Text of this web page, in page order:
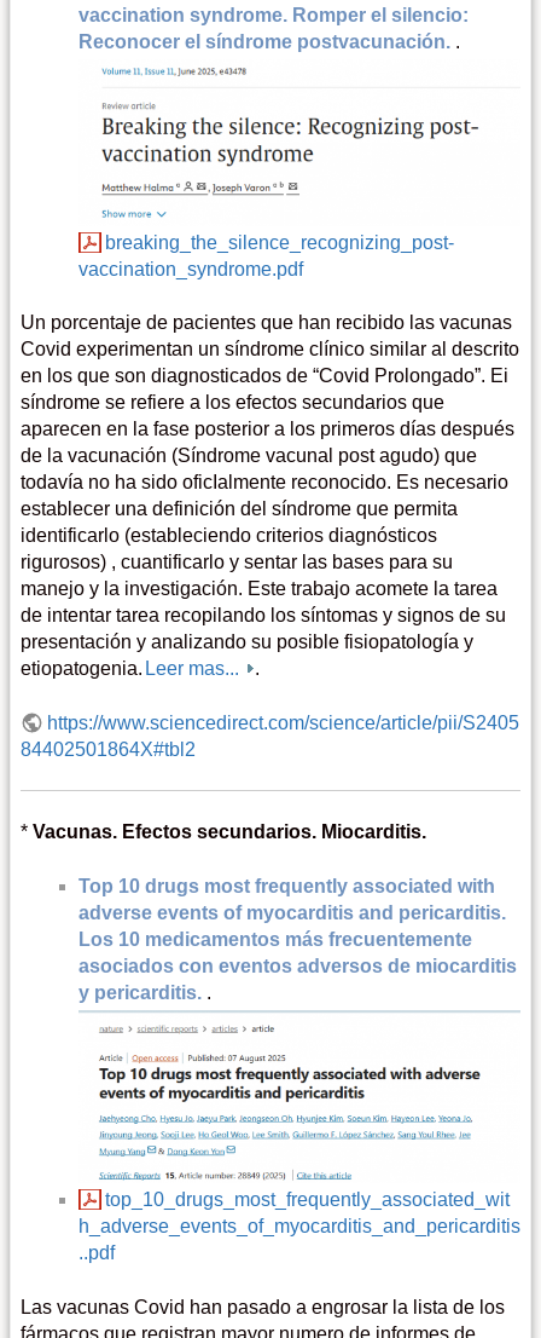
vaccination syndrome. Romper el silencio:
Reconocer el síndrome postvacunación. .
breaking_the_silence_recognizing_post-
vaccination_syndrome.pdf
Un porcentaje de pacientes que han recibido las vacunas
Covid experimentan un síndrome clínico similar al descrito
en los que son diagnosticados de “Covid Prolongado”. Ei
síndrome se refiere a los efectos secundarios que
aparecen en la fase posterior a los primeros días después
de la vacunación (Síndrome vacunal post agudo) que
todavía no ha sido oficIalmente reconocido. Es necesario
establecer una definición del síndrome que permita
identificarlo (estableciendo criterios diagnósticos
rigurosos) , cuantificarlo y sentar las bases para su
manejo y la investigación. Este trabajo acomete la tarea
de intentar tarea recopilando los síntomas y signos de su
presentación y analizando su posible fisiopatología y
etiopatogenia. Leer mas... .
https://www.sciencedirect.com/science/article/pii/S2405
84402501864X#tbl2
* Vacunas. Efectos secundarios. Miocarditis.
Top 10 drugs most frequently associated with
adverse events of myocarditis and pericarditis.
Los 10 medicamentos más frecuentemente
asociados con eventos adversos de miocarditis
y pericarditis. .
top_10_drugs_most_frequently_associated_wit
h_adverse_events_of_myocarditis_and_pericarditis
..pdf
Las vacunas Covid han pasado a engrosar la lista de los
fármacos que registran mayor numero de informes de